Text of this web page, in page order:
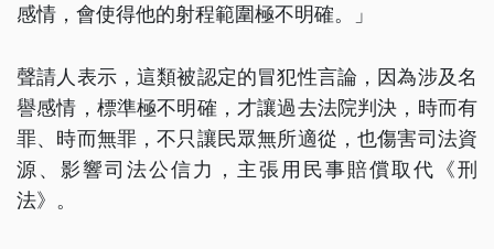
感情，會使得他的射程範圍極不明確。」
聲請人表示，這類被認定的冒犯性言論，因為涉及名
譽感情，標準極不明確，才讓過去法院判決，時而有
罪、時而無罪，不只讓民眾無所適從，也傷害司法資
源、影響司法公信力，主張用民事賠償取代《刑
法》。